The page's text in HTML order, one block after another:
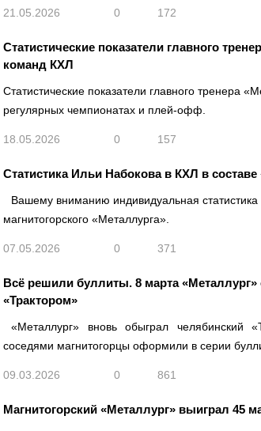
21.05.2026 0 172
Статистические показатели главного
команд КХЛ
Статистические показатели главного тренера
регулярных чемпионатах и плей-офф.
18.05.2026 0 157
Статистика Ильи Набокова в КХЛ в составе
Вашему вниманию индивидуальная
магнитогорского «Металлурга».
07.05.2026 0 371
Всё решили буллиты. 8 марта
«Трактором»
«Металлург» вновь обыграл
соседями магнитогорцы оформили в серии
09.03.2026 0 861
Магнитогорский «Металлург» выиграл 45